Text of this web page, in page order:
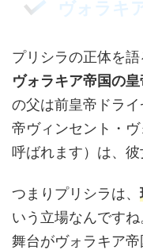
ヴォラキ
プリシラの正体を語
ヴォラキア帝国の
の父は前皇帝ドラ
帝ヴィンセント・
呼ばれます）は、彼
つまりプリシラは、
いう立場なんです
舞台がヴォラキア